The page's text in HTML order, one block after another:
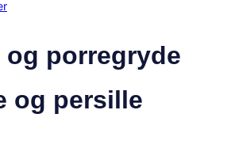
porregryde
og persille